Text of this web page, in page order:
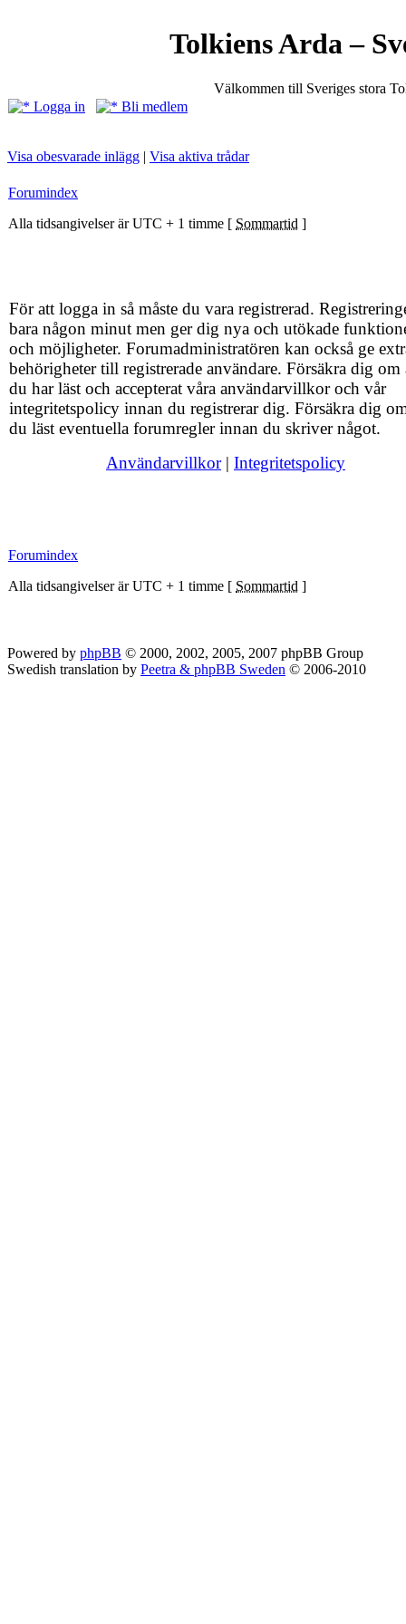
Tolkiens Arda –
Välkommen till Sveriges stora
Logga in
Bli medlem
Visa obesvarade inlägg | Visa aktiva trådar
Forumindex
Alla tidsangivelser är UTC + 1 timme [ Sommartid ]
För att logga in så måste du vara registrerad.
bara någon minut men ger dig nya och utökade
och möjligheter. Forumadministratören kan också ge
behörigheter till registrerade användare. Försäkra dig om
du har läst och accepterat våra användarvillkor och vår
integritetspolicy innan du registrerar dig. Försäkra dig
du läst eventuella forumregler innan du skriver något.
Användarvillkor| Integritetspolicy
Forumindex
Alla tidsangivelser är UTC + 1 timme [ Sommartid ]
Powered by phpBB © 2000, 2002, 2005, 2007 phpBB Group
Swedish translation by Peetra & phpBB Sweden © 2006-2010